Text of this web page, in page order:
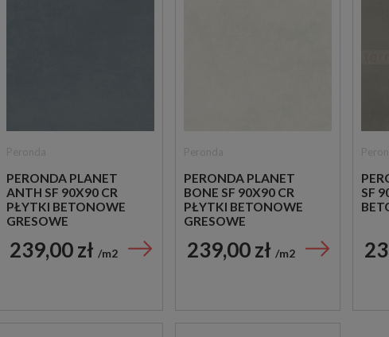
PERONDA PLANET
ANTH SF 90X90 CR
PŁYTKI BETONOWE
GRESOWE
239,00 zł m2
PERONDA PLANET
BONE SF 90X90 CR
PŁYTKI BETONOWE
GRESOWE
239,00 zł m2
SF